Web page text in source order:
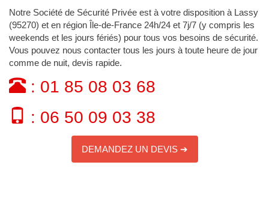
Notre Société de Sécurité Privée est à votre disposition à Lassy
(95270) et en région Île-de-France 24h/24 et 7j/7 (y compris les
weekends et les jours fériés) pour tous vos besoins de sécurité.
Vous pouvez nous contacter tous les jours à toute heure de jour
comme de nuit, devis rapide.
: 01 85 08 03 68
: 06 50 09 03 38
DEMANDEZ UN DEVIS ➔